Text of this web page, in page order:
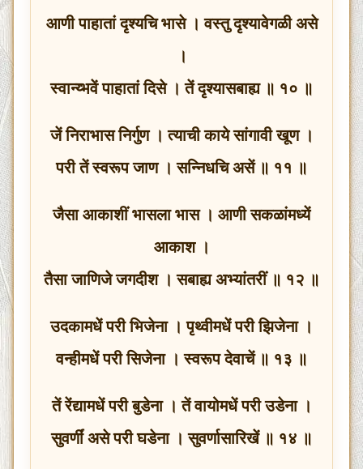
आणी पाहातां दृश्यचि भासे । वस्तु दृश्यावेगळी असे
।
स्वान्य्भवें पाहातां दिसे । तें दृश्यासबाह्य ॥ १० ॥
जें निराभास निर्गुण । त्याची काये सांगावी खूण ।
परी तें स्वरूप जाण । सन्निधचि असें ॥ ११ ॥
जैसा आकाशीं भासला भास । आणी सकळांमध्यें
आकाश ।
तैसा जाणिजे जगदीश । सबाह्य अभ्यांतरीं ॥ १२ ॥
उदकामधें परी भिजेना । पृथ्वीमधें परी झिजेना ।
वन्हीमधें परी सिजेना । स्वरूप देवाचें ॥ १३ ॥
तें रेंद्यामधें परी बुडेना । तें वायोमधें परी उडेना ।
सुवर्णीं असे परी घडेना । सुवर्णासारिखें ॥ १४ ॥